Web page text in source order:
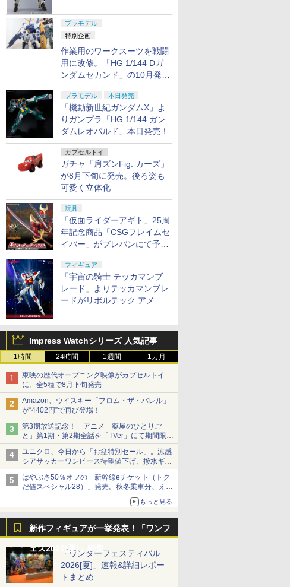
プラモデル
特別企画
作業用のワークスーツを戦闘
用に改修。「HG 1/144 Dガ
ンダムセカンド」の10月発送
分が予約受付中【ガンダムベ
ース撮り下ろし】
プラモデル 本日発売
「機動新世紀ガンダムX」よ
りガンプラ「HG 1/144 ガン
ダムレオパルド」本日発売！
カプセルトイ
ガチャ「肩ズンFig. カーズ」
が8月下旬に発売。後ろ姿も
可愛く立体化
玩具
「仮面ライダーアギト」25周
年記念商品「CSGフレイムセ
イバー」がプレバンにて予約
開始
フィギュア
「宇宙の騎士 テッカマンブ
レード」よりテッカマンブレ
ードがリボルテック アメイ
Impress Watchシリーズ 人気記事
1時間 24時間 1週間 1カ月
東映の歴代オープニング映像がカプセルトイ
に。全5種で8月下旬発売
Amazon、ウイスキー「フロム・ザ・バレル」
が“4402円”で再び登場！
第3期放送記念！ アニメ「薬屋のひとりご
と」第1期・第2期全話を「TVer」にて期間限定
で順次無料配信開始
ユニクロ、今日から「お盆特別セール」。涼感
シアサッカーワンピース待望値下げ、撥水ギア
ショーツは1990円に
はやぶさ50％オフの「新幹線eチケット（トク
だ値スペシャル28）」発売。秋冬乗車分、えき
もっと見る
新作フィギュアが一挙発表！「ワンフ
ェス2026[夏]」特集「ワンダーフェスティバル
2026[夏]」速報&詳細レポー
トまとめ